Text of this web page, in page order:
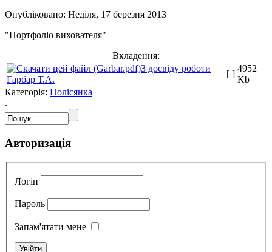
Опубліковано: Неділя, 17 березня 2013
"Портфоліо вихователя"
Вкладення:
З досвіду роботи
Гарбар Т.А.
[ ]
4952
Kb
Категорія: Полісянка
.
Авторизація
Логін
Пароль
Запам'ятати мене